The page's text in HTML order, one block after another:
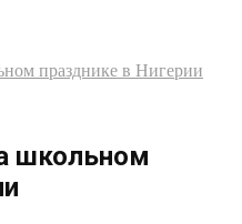
празднике в Нигерии
школьном